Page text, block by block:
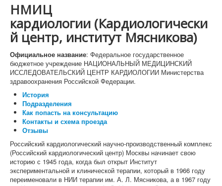
Роддома и женские консультации
Диспансеры
Лучшие специализированные клиники
Отзывы пациентов
НМИЦ
кардиологии (Кардиологически
й центр, институт Мясникова)
Официальное название: Федеральное государственное
бюджетное учреждение НАЦИОНАЛЬНЫЙ МЕДИЦИНСКИЙ
ИССЛЕДОВАТЕЛЬСКИЙ ЦЕНТР КАРДИОЛОГИИ Министерства
здравоохранения Российской Федерации.
История
Подразделения
Как попасть на консультацию
Контакты и схема проезда
Отзывы
Российский кардиологический научно-производственный комплекс
(Российский кардиологический центр) Москвы начинает свою
историю с 1945 года, когда был открыт Институт
экспериментальной и клинической терапии, который в 1966 году
переименовали в НИИ терапии им. А. Л. Мясникова, а в 1967 году